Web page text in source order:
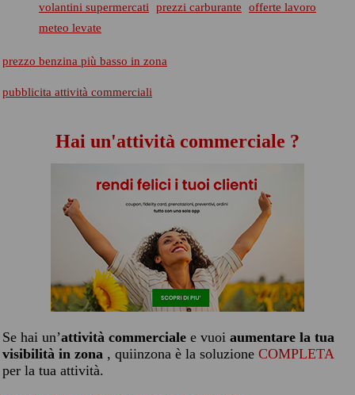
volantini supermercati prezzi carburante
offerte lavoro
meteo levate
prezzo benzina più basso in zona
pubblicita attività commerciali
Hai un'attività commerciale ?
Se hai un’attività commerciale e vuoi aumentare la tua
visibilità in zona , quiinzona è la soluzione COMPLETA
per la tua attività.